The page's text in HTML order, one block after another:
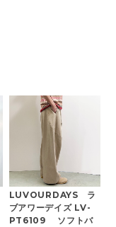
LUVOURDAYS ラ
ブアワーデイズ LV-
PT6109 ソフトバ